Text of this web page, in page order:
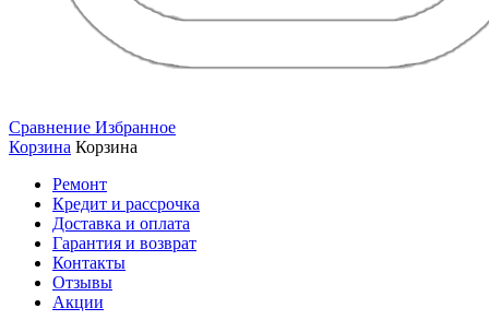
Сравнение Избранное
Корзина Корзина
Ремонт
Кредит и рассрочка
Доставка и оплата
Гарантия и возврат
Контакты
Отзывы
Акции